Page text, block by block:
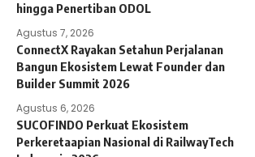
hingga Penertiban ODOL
Agustus 7, 2026
ConnectX Rayakan Setahun Perjalanan
Bangun Ekosistem Lewat Founder dan
Builder Summit 2026
Agustus 6, 2026
SUCOFINDO Perkuat Ekosistem
Perkeretaapian Nasional di RailwayTech